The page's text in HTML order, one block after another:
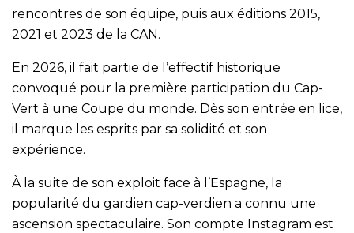
rencontres de son équipe, puis aux éditions 2015,
2021 et 2023 de la CAN.
En 2026, il fait partie de l’effectif historique
convoqué pour la première participation du Cap-
Vert à une Coupe du monde. Dès son entrée en lice,
il marque les esprits par sa solidité et son
expérience.
À la suite de son exploit face à l’Espagne, la
popularité du gardien cap-verdien a connu une
ascension spectaculaire. Son compte Instagram est